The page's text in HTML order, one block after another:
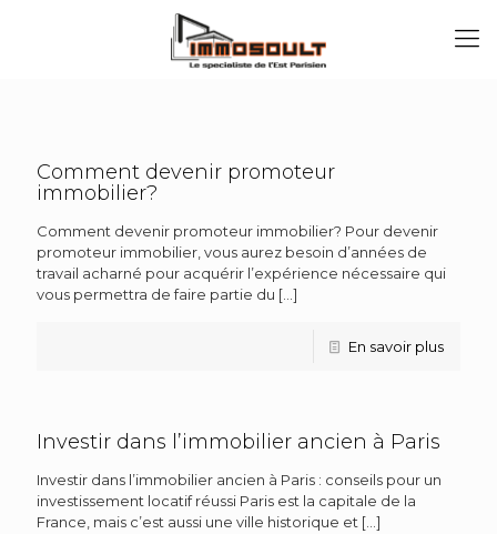
Comment devenir promoteur
immobilier?
Comment devenir promoteur immobilier? Pour devenir
promoteur immobilier, vous aurez besoin d’années de
travail acharné pour acquérir l’expérience nécessaire qui
vous permettra de faire partie du […]
En savoir plus
Investir dans l’immobilier ancien à Paris
Investir dans l’immobilier ancien à Paris : conseils pour un
investissement locatif réussi Paris est la capitale de la
France, mais c’est aussi une ville historique et […]